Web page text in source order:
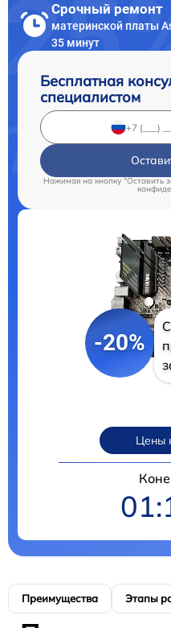
Срочный ремонт
материнской платы
35 минут
Бесплатная
специалистом
Нажимая на кнопку "Оставить
-20%
Цены
Преимущества Этапы